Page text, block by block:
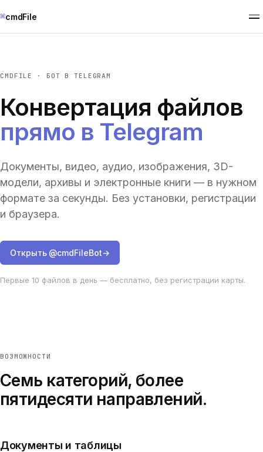
⌘cmdFile
CMDFILE · БОТ В TELEGRAM
Конвертация файлов
прямо в Telegram
Документы, видео, аудио, изображения, 3D-
модели, архивы и электронные книги — в нужном
формате за секунды. Без установки, регистрации
и браузера.
Открыть @cmdFileBot→
Первые 10 файлов в день — бесплатно, без регистрации карты.
ВОЗМОЖНОСТИ
Семь категорий, более
пятидесяти направлений.
Документы и таблицы